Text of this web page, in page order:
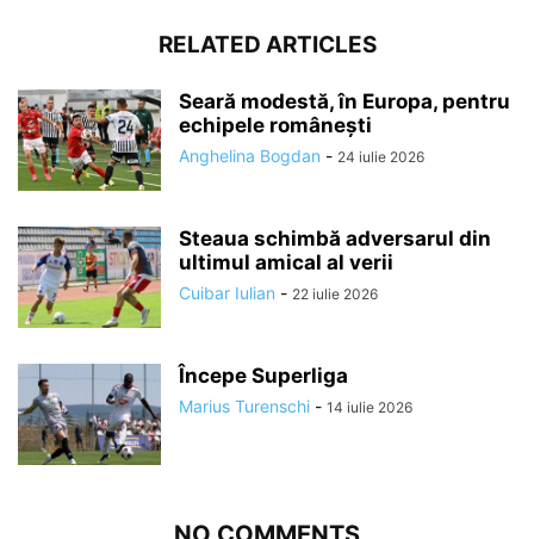
RELATED ARTICLES
Seară modestă, în Europa, pentru
echipele românești
Anghelina Bogdan - 24 iulie 2026
Steaua schimbă adversarul din
ultimul amical al verii
Cuibar Iulian - 22 iulie 2026
Începe Superliga
Marius Turenschi - 14 iulie 2026